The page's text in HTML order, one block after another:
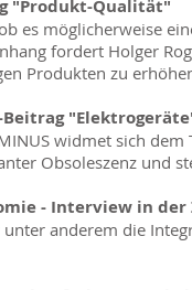
"Produkt-Qualität"
es möglicherweise
fordert Holger
Produkten zu
Beitrag
widmet sich
Obsoleszenz und
- Interview in der
unter anderem die